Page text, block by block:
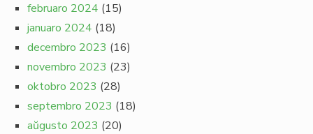
februaro 2024 (15)
januaro 2024 (18)
decembro 2023 (16)
novembro 2023 (23)
oktobro 2023 (28)
septembro 2023 (18)
aŭgusto 2023 (20)